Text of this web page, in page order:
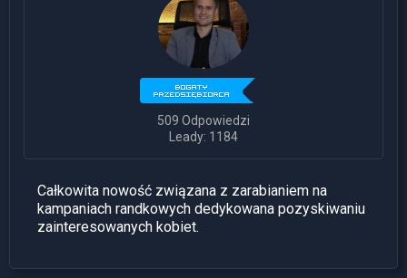
509 Odpowiedzi
Leady: 1184
Całkowita nowość związana z zarabianiem na
kampaniach randkowych dedykowana pozyskiwaniu
zainteresowanych kobiet.